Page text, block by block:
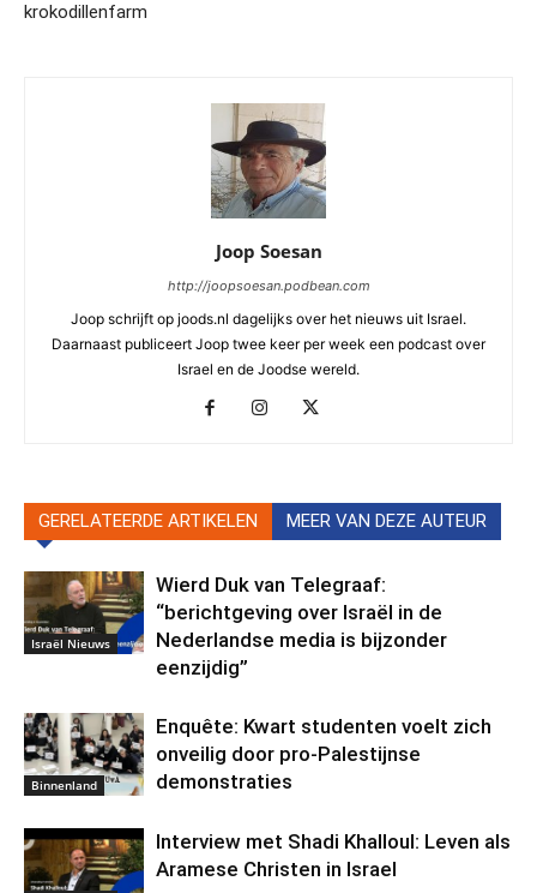
krokodillenfarm
Joop Soesan
http://joopsoesan.podbean.com
Joop schrijft op joods.nl dagelijks over het nieuws uit Israel.
Daarnaast publiceert Joop twee keer per week een podcast over
Israel en de Joodse wereld.
GERELATEERDE ARTIKELEN MEER VAN DEZE AUTEUR
Israël Nieuws
Wierd Duk van Telegraaf:
“berichtgeving over Israël in de
Nederlandse media is bijzonder
eenzijdig”
Binnenland
Enquête: Kwart studenten voelt zich
onveilig door pro-Palestijnse
demonstraties
Interview met Shadi Khalloul: Leven als
Aramese Christen in Israel